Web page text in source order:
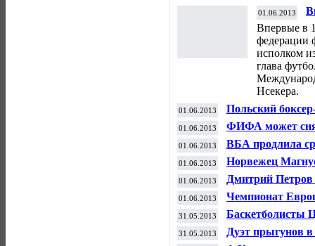
01.06.2013
Впервые в
федерации
исполком
глава
Нсекера.
01.06.2013
Польский
на спонсора за
Кличко
01.06.2013
ФИФА может
футбольных
01.06.2013
ВБА продлила
бой Александр
01.06.2013
Норвежец
лидеры
01.06.2013
Дмитрий
тяжелой
01.06.2013
Чемпионат
россиянки
31.05.2013
обыграв
31.05.2013
Дуэт прыгунов в
этапе Гран-при